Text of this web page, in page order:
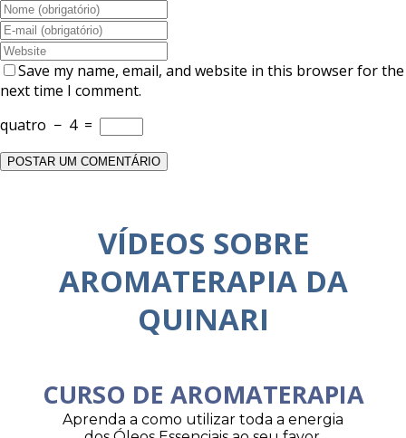
Save my name, email, and website in this browser for the
next time I comment.
quatro − 4 =
VÍDEOS SOBRE
AROMATERAPIA DA
QUINARI
CURSO DE AROMATERAPIA
Aprenda a como utilizar toda a energia